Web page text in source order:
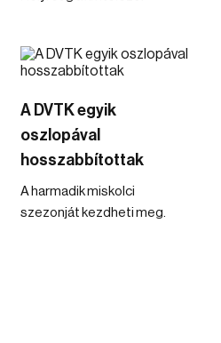
A DVTK egyik
oszlopával
hosszabbítottak
A harmadik miskolci
szezonját kezdheti meg.